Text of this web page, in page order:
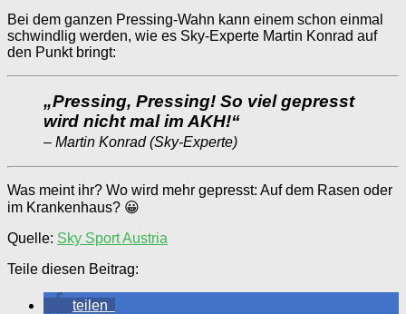
Bei dem ganzen Pressing-Wahn kann einem schon einmal
schwindlig werden, wie es Sky-Experte Martin Konrad auf
den Punkt bringt:
„Pressing, Pressing! So viel gepresst
wird nicht mal im AKH!“
– Martin Konrad (Sky-Experte)
Was meint ihr? Wo wird mehr gepresst: Auf dem Rasen oder
im Krankenhaus? 😀
Quelle: Sky Sport Austria
Teile diesen Beitrag:
teilen